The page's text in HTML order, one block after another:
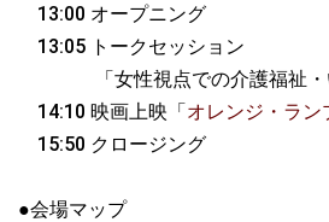
13:00 オープニング
13:05 トークセッション
「女性視点での介護福祉・い
14:10 映画上映「オレンジ・ラン
15:50 クロージング
●会場マップ